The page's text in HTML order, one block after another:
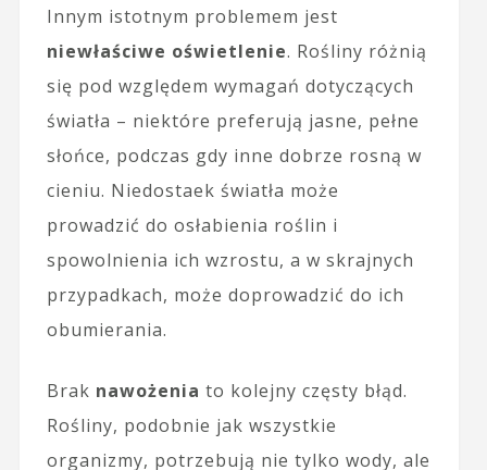
Innym istotnym problemem jest
niewłaściwe oświetlenie. Rośliny różnią
się pod względem wymagań dotyczących
światła – niektóre preferują jasne, pełne
słońce, podczas gdy inne dobrze rosną w
cieniu. Niedostaek światła może
prowadzić do osłabienia roślin i
spowolnienia ich wzrostu, a w skrajnych
przypadkach, może doprowadzić do ich
obumierania.
Brak nawożenia to kolejny częsty błąd.
Rośliny, podobnie jak wszystkie
organizmy, potrzebują nie tylko wody, ale